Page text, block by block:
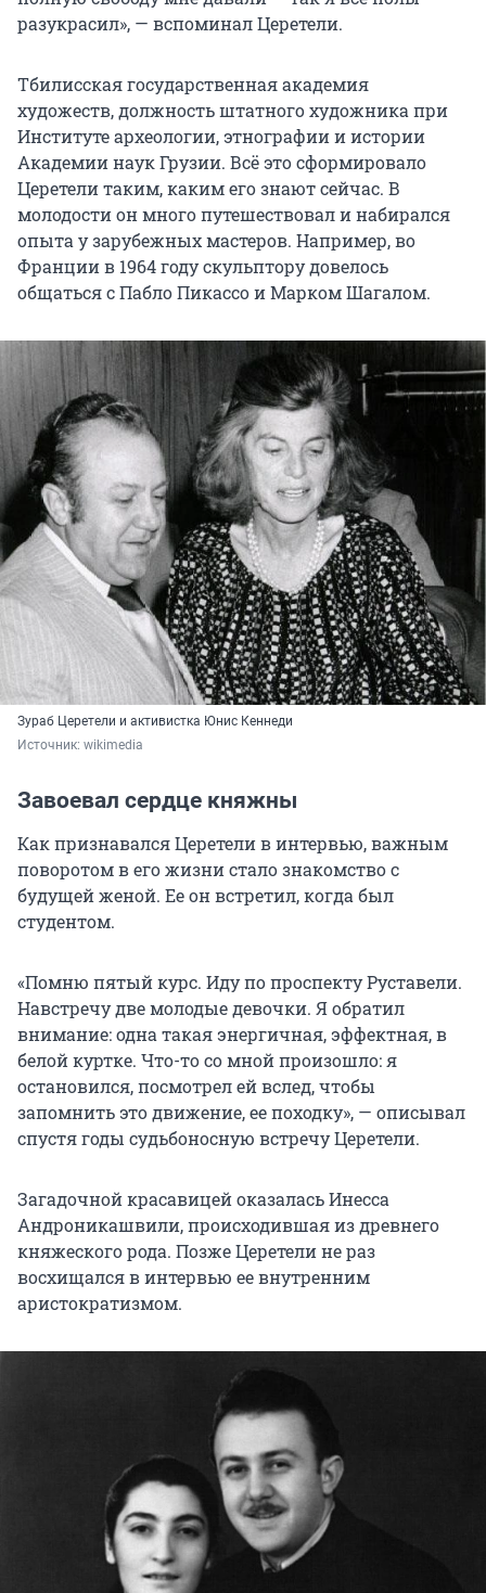
разукрасил», — вспоминал Церетели.
Тбилисская государственная академия
художеств, должность штатного художника при
Институте археологии, этнографии и истории
Академии наук Грузии. Всё это сформировало
Церетели таким, каким его знают сейчас. В
молодости он много путешествовал и набирался
опыта у зарубежных мастеров. Например, во
Франции в 1964 году скульптору довелось
общаться с Пабло Пикассо и Марком Шагалом.
Зураб Церетели и активистка Юнис Кеннеди
Источник: wikimedia
Завоевал сердце княжны
Как признавался Церетели в интервью, важным
поворотом в его жизни стало знакомство с
будущей женой. Ее он встретил, когда был
студентом.
«Помню пятый курс. Иду по проспекту Руставели.
Навстречу две молодые девочки. Я обратил
внимание: одна такая энергичная, эффектная, в
белой куртке. Что-то со мной произошло: я
остановился, посмотрел ей вслед, чтобы
запомнить это движение, ее походку», — описывал
спустя годы судьбоносную встречу Церетели.
Загадочной красавицей оказалась Инесса
Андроникашвили, происходившая из древнего
княжеского рода. Позже Церетели не раз
восхищался в интервью ее внутренним
аристократизмом.